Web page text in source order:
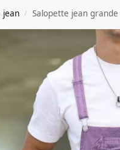
jean / Salopette jean